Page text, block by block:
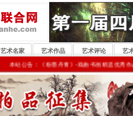
艺术名家 艺术作品 艺术评论
艺
本站公告：《粉墨丹青》-戏曲书画精选优秀